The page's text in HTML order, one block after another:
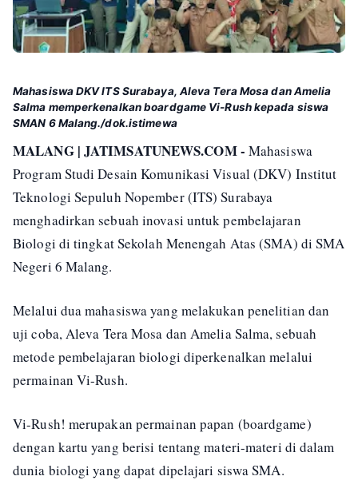
Mahasiswa DKV ITS Surabaya, Aleva Tera Mosa dan Amelia
Salma memperkenalkan boardgame Vi-Rush kepada siswa
SMAN 6 Malang./dok.istimewa
MALANG | JATIMSATUNEWS.COM - Mahasiswa
Program Studi Desain Komunikasi Visual (DKV) Institut
Teknologi Sepuluh Nopember (ITS) Surabaya
menghadirkan sebuah inovasi untuk pembelajaran
Biologi di tingkat Sekolah Menengah Atas (SMA) di SMA
Negeri 6 Malang.
Melalui dua mahasiswa yang melakukan penelitian dan
uji coba, Aleva Tera Mosa dan Amelia Salma, sebuah
metode pembelajaran biologi diperkenalkan melalui
permainan Vi-Rush.
Vi-Rush! merupakan permainan papan (boardgame)
dengan kartu yang berisi tentang materi-materi di dalam
dunia biologi yang dapat dipelajari siswa SMA.